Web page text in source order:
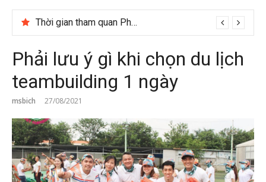
Thời gian tham quan Phong Nha Kẻ Bàng
Phải lưu ý gì khi chọn du lịch
teambuilding 1 ngày
msbich 27/08/2021